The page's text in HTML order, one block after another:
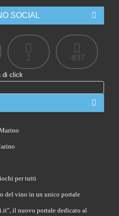
SOCIAL
1 -837
di click
per tutti
vino in un unico portale
il nuovo portale dedicato al